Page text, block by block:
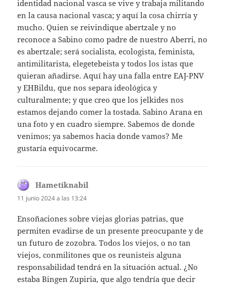
identidad nacional vasca se vive y trabaja militando
en la causa nacional vasca; y aquí la cosa chirría y
mucho. Quien se reivindique abertzale y no
reconoce a Sabino como padre de nuestro Aberri, no
es abertzale; será socialista, ecologista, feminista,
antimilitarista, elegetebeista y todos los istas que
quieran añadirse. Aquí hay una falla entre EAJ-PNV
y EHBildu, que nos separa ideológica y
culturalmente; y que creo que los jelkides nos
estamos dejando comer la tostada. Sabino Arana en
una foto y en cuadro siempre. Sabemos de donde
venimos; ya sabemos hacia donde vamos? Me
gustaría equivocarme.
Hametiknabil
11 junio 2024 a las 13:24
Ensoñaciones sobre viejas glorias patrias, que
permiten evadirse de un presente preocupante y de
un futuro de zozobra. Todos los viejos, o no tan
viejos, conmilitones que os reunisteis alguna
responsabilidad tendrá en la situación actual. ¿No
estaba Bingen Zupiria, que algo tendría que decir